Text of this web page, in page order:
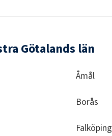
Götalands län
Åmål
Borås
Falköping